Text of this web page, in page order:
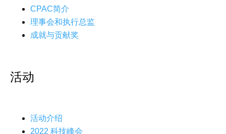
CPAC简介
理事会和执行总监
成就与贡献奖
活动
活动介绍
2022 科技峰会